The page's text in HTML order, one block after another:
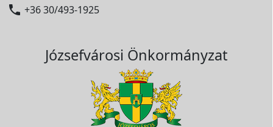
 +36 30/493-1925
Józsefvárosi Önkormányzat